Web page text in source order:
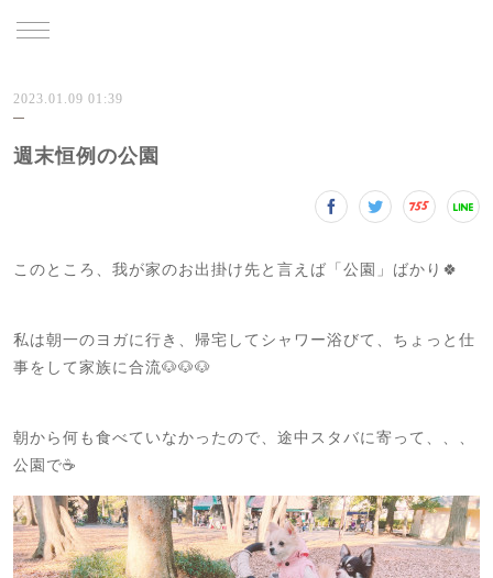
2023.01.09 01:39
週末恒例の公園
このところ、我が家のお出掛け先と言えば「公園」ばかり🍀
私は朝一のヨガに行き、帰宅してシャワー浴びて、ちょっと仕
事をして家族に合流🐶🐶🐶
朝から何も食べていなかったので、途中スタバに寄って、、、
公園で☕️